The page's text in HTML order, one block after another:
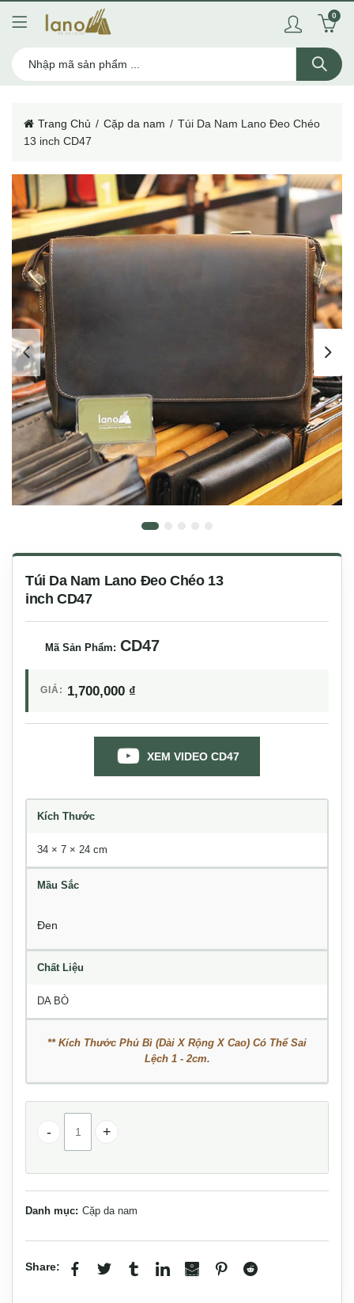
0
Trang Chủ Cặp da nam
Túi Da Nam Lano Đeo Chéo
13 inch CD47
Túi Da Nam Lano Đeo Chéo 13
inch CD47
Mã Sản Phẩm: CD47
GIÁ: 1,700,000 ₫
XEM VIDEO CD47
Kích Thước
34 × 7 × 24 cm
Mầu Sắc
Đen
Chất Liệu
DA BÒ
** Kích Thước Phủ Bì (Dài X Rộng X Cao) Có Thể Sai
Lệch 1 - 2cm.
Túi Da Nam Lano Đeo Chéo 13 inch CD47 số lượng
Danh mục: Cặp da nam
Share: